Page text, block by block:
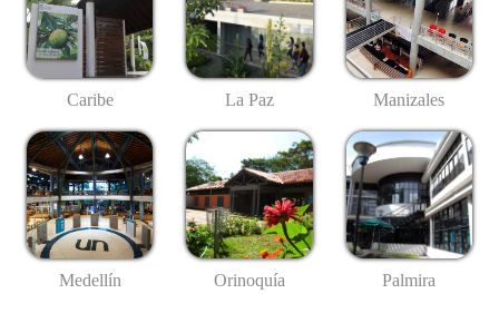
Caribe La Paz Manizales
Medellín Orinoquía Palmira